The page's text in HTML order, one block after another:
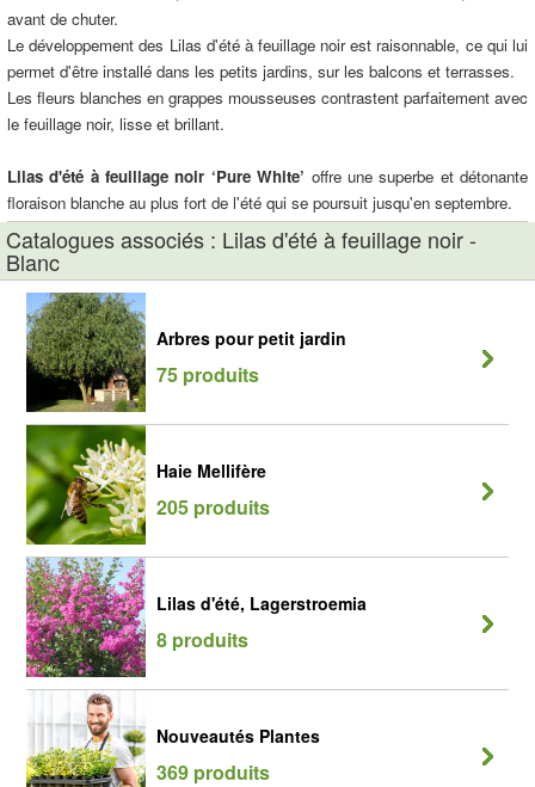
avant de chuter.
Le développement des Lilas d'été à feuillage noir est raisonnable, ce qui lui
permet d'être installé dans les petits jardins, sur les balcons et terrasses.
Les fleurs blanches en grappes mousseuses contrastent parfaitement avec
le feuillage noir, lisse et brillant.
Lilas d'été à feuillage noir ‘Pure White’ offre une superbe et détonante
floraison blanche au plus fort de l'été qui se poursuit jusqu'en septembre.
Catalogues associés : Lilas d'été à feuillage noir -
Blanc
Arbres pour petit jardin
75 produits
Haie Mellifère
205 produits
Lilas d'été, Lagerstroemia
8 produits
Nouveautés Plantes
369 produits